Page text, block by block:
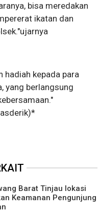
bisa meredakan
ikatan dan
hadiah kepada para
yang berlangsung
Barat Tinjau lokasi
Keamanan Pengunjung